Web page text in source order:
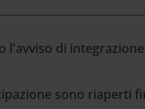
l'avviso di
sono riaperti